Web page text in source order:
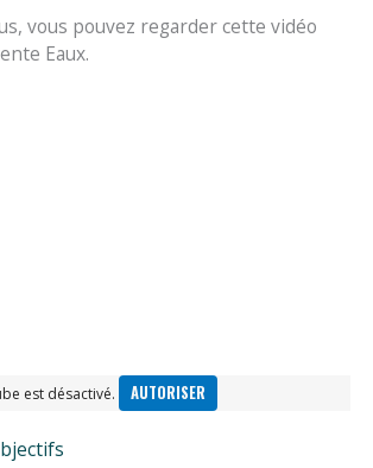
vous pouvez regarder cette vidéo
Eaux.
est désactivé. AUTORISER